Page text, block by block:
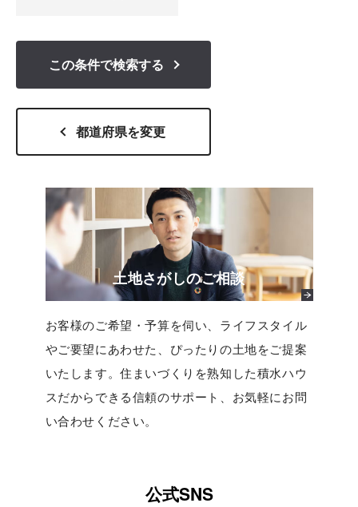
この条件で検索する
都道府県を変更
土地さがしのご相談
お客様のご希望・予算を伺い、ライフスタイル
やご要望にあわせた、ぴったりの土地をご提案
いたします。住まいづくりを熟知した積水ハウ
スだからできる信頼のサポート、お気軽にお問
い合わせください。
公式SNS